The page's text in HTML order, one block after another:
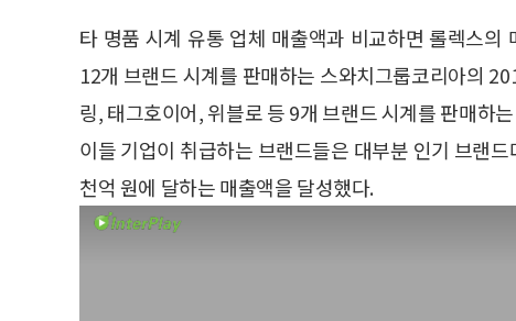
타 명품 시계 유통 업체 매출액과 비교하면 롤렉스
12개 브랜드 시계를 판매하는 스와치그룹코리아의
링, 태그호이어, 위블로 등 9개 브랜드 시계를 판매하
이들 기업이 취급하는 브랜드들은 대부분 인기 브랜
천억 원에 달하는 매출액을 달성했다.